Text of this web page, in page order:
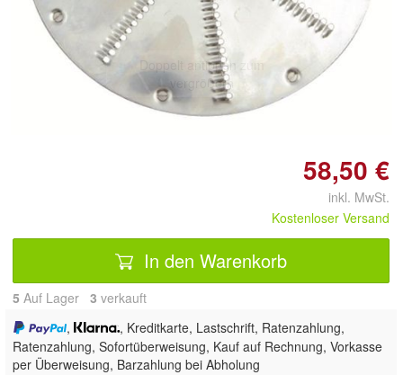
Doppelt antippen zum
vergrößern
58,50 €
inkl. MwSt.
Kostenloser Versand
In den Warenkorb
5 Auf Lager 3 verkauft
,
, Kreditkarte, Lastschrift, Ratenzahlung,
Ratenzahlung, Sofortüberweisung, Kauf auf Rechnung, Vorkasse
per Überweisung, Barzahlung bei Abholung